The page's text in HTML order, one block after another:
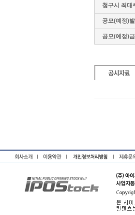
청구시 최대
공모(예정)
공모(예정)